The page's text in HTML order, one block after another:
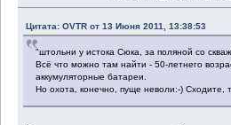
Цитата: OVTR от 13 Июня 2011, 13:38:53
"штольни у истока Сюка, за поляной со
Всё что можно там найти - 50-летнего
аккумуляторные батареи.
Но охота, конечно, пуще неволи:-) Сходите,